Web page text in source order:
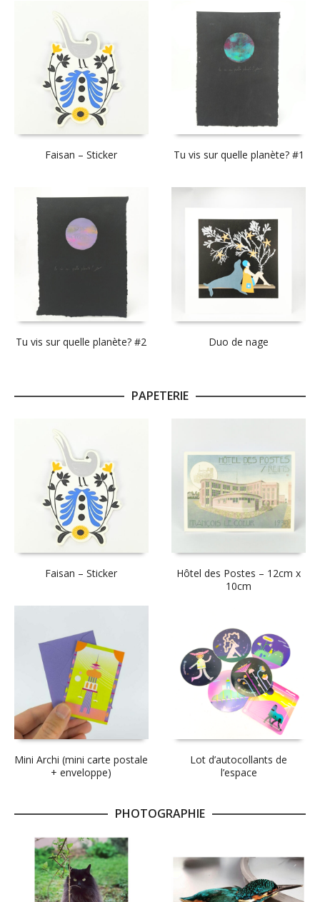
Faisan – Sticker Tu vis sur quelle planète? #1
Tu vis sur quelle planète? #2 Duo de nage
PAPETERIE
Faisan – Sticker
Hôtel des Postes – 12cm x
10cm
Mini Archi (mini carte postale
+ enveloppe)
Lot d’autocollants de
l’espace
PHOTOGRAPHIE